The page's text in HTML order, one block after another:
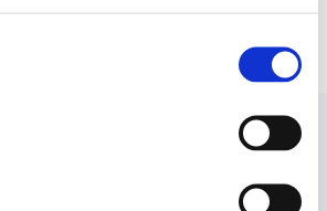
DO RENAULT DUSTER